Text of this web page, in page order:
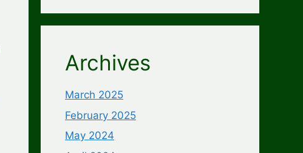
Archives
March 2025
February 2025
May 2024